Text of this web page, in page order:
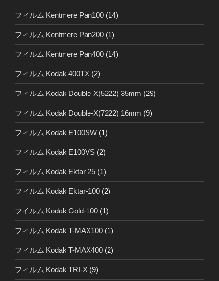
フィルム Kentmere Pan100 (14)
フィルム Kentmere Pan200 (1)
フィルム Kentmere Pan400 (14)
フィルム Kodak 400TX (2)
フィルム Kodak Double-X(5222) 35mm (29)
フィルム Kodak Double-X(7222) 16mm (9)
フィルム Kodak E100SW (1)
フィルム Kodak E100VS (2)
フィルム Kodak Ektar 25 (1)
フィルム Kodak Ektar-100 (2)
フイルム Kodak Gold-100 (1)
フィルム Kodak T-MAX100 (1)
フィルム Kodak T-MAX400 (2)
フィルム Kodak TRI-X (9)